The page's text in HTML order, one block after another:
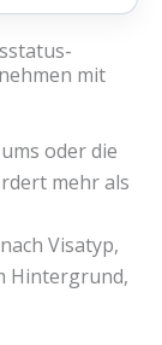
mit
oder die
mehr als
Visatyp,
Hintergrund,